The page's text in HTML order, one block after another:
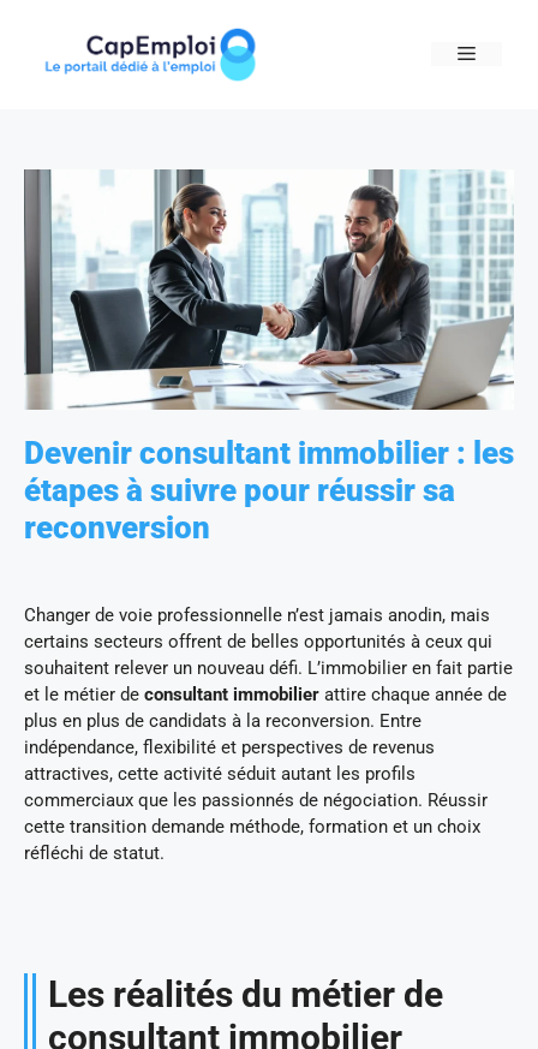
content
MENU
Devenir consultant immobilier : les
étapes à suivre pour réussir sa
reconversion
Changer de voie professionnelle n’est jamais anodin, mais
certains secteurs offrent de belles opportunités à ceux qui
souhaitent relever un nouveau défi. L’immobilier en fait partie
et le métier de consultant immobilier attire chaque année de
plus en plus de candidats à la reconversion. Entre
indépendance, flexibilité et perspectives de revenus
attractives, cette activité séduit autant les profils
commerciaux que les passionnés de négociation. Réussir
cette transition demande méthode, formation et un choix
réfléchi de statut.
Les réalités du métier de
consultant immobilier